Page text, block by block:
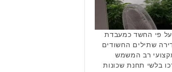
פי החשד כמעבדת
שתילים החשודים
ק"ג וכן ציוד מקצועי רב המשמש
בלשי תחנת שכונות